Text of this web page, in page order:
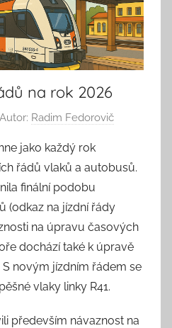
na rok 2026
Autor: Radim Fedorovič
jako každý rok
řádů vlaků a autobusů.
finální podobu
(odkaz na jízdní řády
na úpravu časových
dochází také k úpravě
S novým jízdním řádem se
vlaky linky R41.
především návaznost na